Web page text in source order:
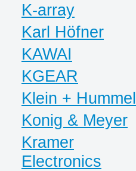
K-array
Karl Höfner
KAWAI
KGEAR
Klein + Hummel
Konig & Meyer
Kramer
Electronics